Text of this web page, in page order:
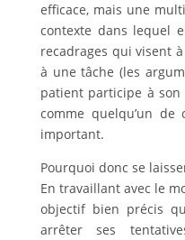
efficace, mais une
contexte dans lequel
recadrages qui visent
à une tâche (les
patient participe à
comme quelqu’un de
important.
Pourquoi donc se
En travaillant avec le
objectif bien précis
arrêter ses